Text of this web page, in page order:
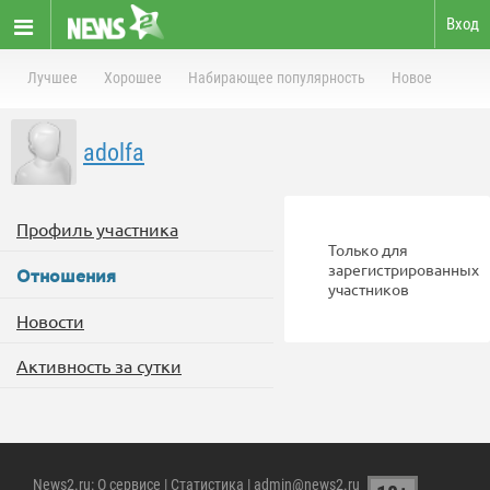
Вход
Лучшее Хорошее Набирающее популярность Новое
adolfa
Профиль участника
Отношения
Новости
Активность за сутки
Только для
зарегистрированных
участников
News2.ru: О сервисе | Статистика | admin@news2.ru